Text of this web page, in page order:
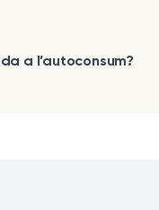
a l’autoconsum?